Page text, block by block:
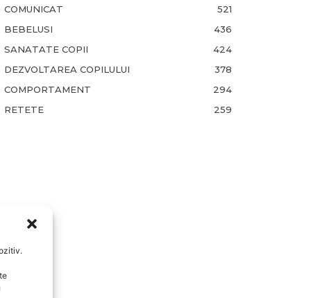
COMUNICAT
521
BEBELUSI
436
SANATATE COPII
424
DEZVOLTAREA COPILULUI
378
COMPORTAMENT
294
RETETE
259